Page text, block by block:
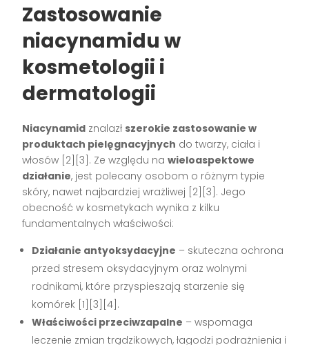
Zastosowanie
niacynamidu w
kosmetologii i
dermatologii
Niacynamid znalazł szerokie zastosowanie w
produktach pielęgnacyjnych do twarzy, ciała i
włosów [2][3]. Ze względu nawieloaspektowe
działanie, jest polecany osobom o różnym typie
skóry, nawet najbardziej wrażliwej [2][3]. Jego
obecność w kosmetykach wynika z kilku
fundamentalnych właściwości:
Działanie antyoksydacyjne – skuteczna ochrona
przed stresem oksydacyjnym oraz wolnymi
rodnikami, które przyspieszają starzenie się
komórek [1][3][4].
Właściwości przeciwzapalne – wspomaga
leczenie zmian trądzikowych, łagodzi podrażnienia i